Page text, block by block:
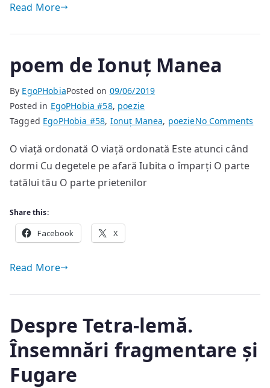
Read More
poem de Ionuț Manea
By EgoPHobiaPosted on 09/06/2019
Posted in EgoPHobia #58, poezie
Tagged EgoPHobia #58, Ionuț Manea, poezieNo Comments
O viață ordonată O viață ordonată Este atunci când
dormi Cu degetele pe afară Iubita o împarți O parte
tatălui tău O parte prietenilor
Share this:
Facebook X
Read More
Despre Tetra-lemă.
Însemnări fragmentare și
Fugare